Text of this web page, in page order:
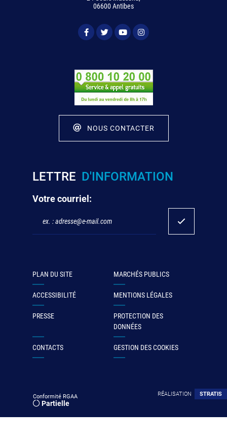
06600 Antibes
NOUS CONTACTER
LETTRE D'INFORMATION
Votre courriel:
PLAN DU SITE MARCHÉS PUBLICS
ACCESSIBILITÉ MENTIONS LÉGALES
PRESSE
PROTECTION DES
DONNÉES
CONTACTS GESTION DES COOKIES
Conformité RGAA
Partielle
RÉALISATION STRATIS